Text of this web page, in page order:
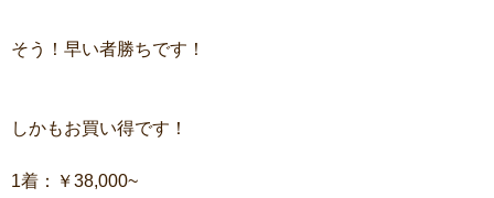
そう！早い者勝ちです！
しかもお買い得です！
1着：￥38,000~